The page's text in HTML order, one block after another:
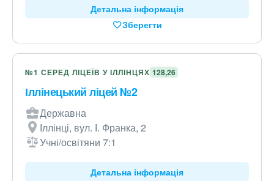
Детальна інформація
Зберегти
№1 СЕРЕД ЛІЦЕЇВ У ІЛЛІНЦЯХ 128,26
Іллінецький ліцей №2
Державна
Іллінці, вул. І. Франка, 2
Учні/освітяни 7:1
Детальна інформація